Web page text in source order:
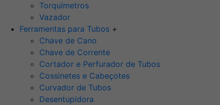
Torquímetros
Vazador
Ferramentas para Tubos +
Chave de Cano
Chave de Corrente
Cortador e Perfurador de Tubos
Cossinetes e Cabeçotes
Curvador de Tubos
Desentupidora